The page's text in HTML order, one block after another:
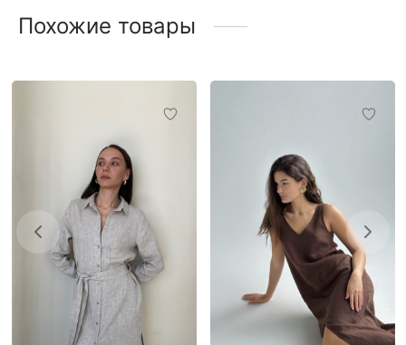
Похожие товары